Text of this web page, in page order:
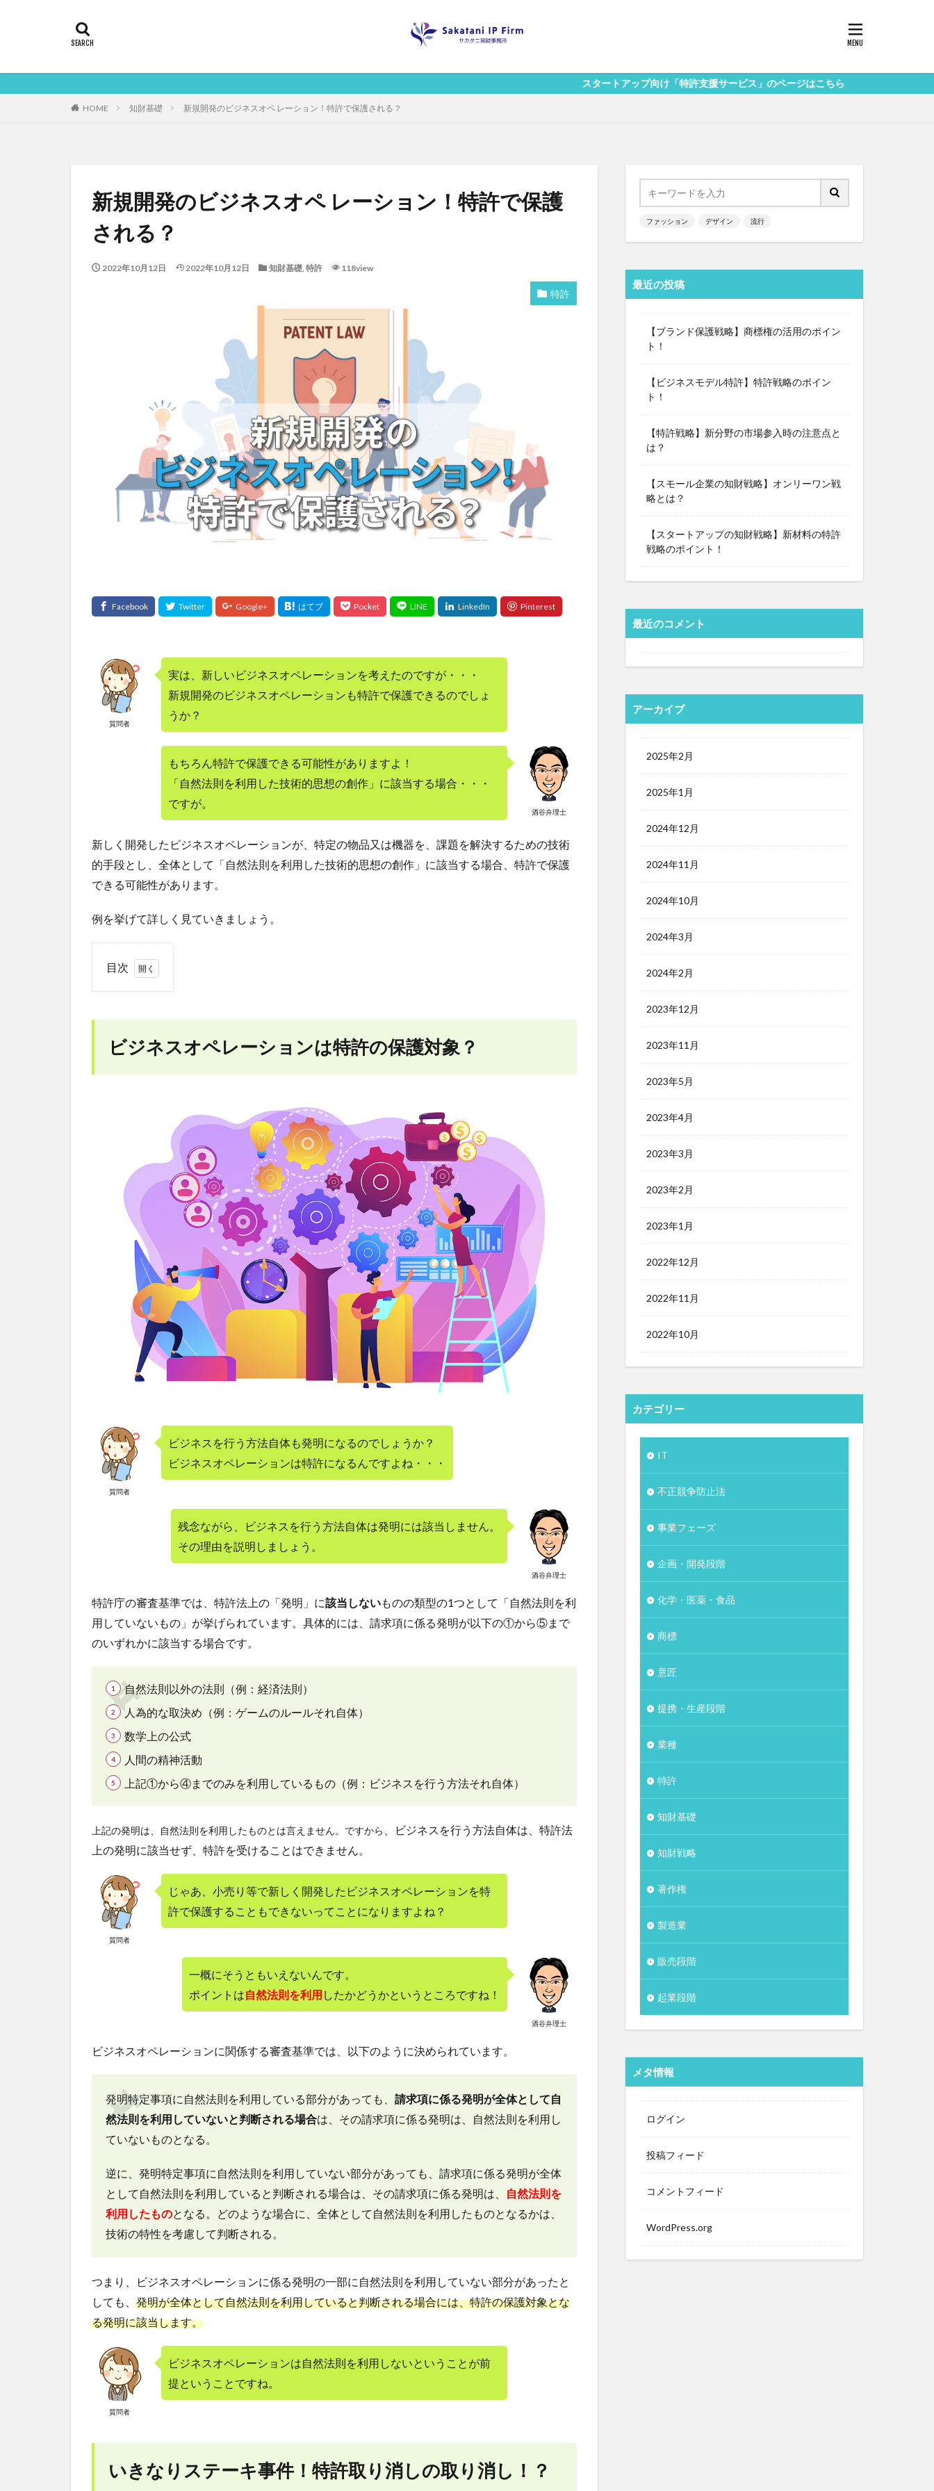
スタートアップ向け「特許支援サービス」のページはこちら
HOME 知財基礎 新規開発のビジネスオペ レーション！特許で保護される？
新規開発のビジネスオペ レーション！特許で保護
される？
2022年10月12日 2022年10月12日 知財基礎, 特許 118view
特許
質問者
実は、新しいビジネスオペレーションを考えたのですが・・・
新規開発のビジネスオペレーションも特許で保護できるのでしょ
うか？
酒谷弁理士
もちろん特許で保護できる可能性がありますよ！
「自然法則を利用した技術的思想の創作」に該当する場合・・・
ですが。
新しく開発したビジネスオペレーションが、特定の物品又は機器を、課題を解決するための技術
的手段とし、全体として「自然法則を利用した技術的思想の創作」に該当する場合、特許で保護
できる可能性があります。
例を挙げて詳しく見ていきましょう。
目次
ネス
レー
ンは
きなり
ステー
件！特
2.1
● 1
本件
発明1
の判
断は
「自
然法
則を
に該
当！
3
護対
象！
場合
によ
はビ
ジネ
スオ
ペレ
ョン
も！
ビジネスオペレーションは特許の保護対象？
質問者
ビジネスを行う方法自体も発明になるのでしょうか？
ビジネスオペレーションは特許になるんですよね・・・
酒谷弁理士
残念ながら、ビジネスを行う方法自体は発明には該当しません。
その理由を説明しましょう。
特許庁の審査基準では、特許法上の「発明」に該当しないものの類型の1つとして「自然法則を利
用していないもの」が挙げられています。具体的には、請求項に係る発明が以下の①から⑤まで
のいずれかに該当する場合です。
自然法則以外の法則（例：経済法則）
人為的な取決め（例：ゲームのルールそれ自体）
数学上の公式
人間の精神活動
上記①から④までのみを利用しているもの（例：ビジネスを行う方法それ自体）
上記の発明は、自然法則を利用したものとは言えません。ですから
、ビジネスを行う方法自体は、特許法
上の発明に該当せず、特許を受けることはできません。
質問者
じゃあ、小売り等で新しく開発したビジネスオペレーションを特
許で保護することもできないってことになりますよね？
酒谷弁理士
一概にそうともいえないんです。
ポイントは自然法則を利用 したかどうかというところですね！
ビジネスオペレーションに関係する審査基準では、以下のように決められています。
発明特定事項に自然法則を利用している部分があっても、 請求項に係る発明が全体として自
然法則を利用していないと判断される場合は、その請求項に係る発明は、自然法則を利用し
ていないものとなる。
逆に、発明特定事項に自然法則を利用していない部分があっても、請求項に係る発明が全体
として自然法則を利用していると判断される場合は、その請求項に係る発明は、
自然法則を
利用したものとなる。どのような場合に、全体として自然法則を利用したものとなるかは、
技術の特性を考慮して判断される。
つまり、ビジネスオペレーションに係る発明の一部に自然法則を利用していない部分があったと
しても、 発明が全体として自然法則を利用していると判断される場合には、特許の保護対象とな
る発明に該当します。
質問者
ビジネスオペレーションは自然法則を利用しないということが前
提ということですね。
いきなりステーキ事件！特許取り消しの取り消し！？
ファッション デザイン 流行
最近の投稿
【ブランド保護戦略】商標権の活用のポイン
ト！
【ビジネスモデル特許】特許戦略のポイン
ト！
【特許戦略】新分野の市場参入時の注意点と
は？
【スモール企業の知財戦略】オンリーワン戦
略とは？
【スタートアップの知財戦略】新材料の特許
戦略のポイント！
最近のコメント
アーカイブ
2025年2月
2025年1月
2024年12月
2024年11月
2024年10月
2024年3月
2024年2月
2023年12月
2023年11月
2023年5月
2023年4月
2023年3月
2023年2月
2023年1月
2022年12月
2022年11月
2022年10月
カテゴリー
IT
不正競争防止法
事業フェーズ
企画・開発段階
化学・医薬・食品
商標
意匠
提携・生産段階
業種
特許
知財基礎
知財戦略
著作権
製造業
販売段階
起業段階
メタ情報
ログイン
投稿フィード
コメントフィード
WordPress.org